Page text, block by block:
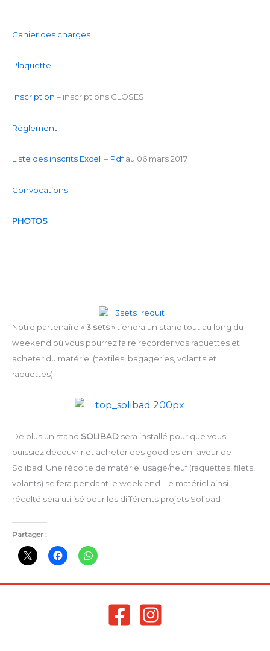
Cahier des charges
Plaquette
Inscription – inscriptions CLOSES
Règlement
Liste des inscrits Excel – Pdfau 06 mars 2017
Convocations
PHOTOS
Notre partenaire «3 sets» tiendra un stand tout au long du
weekend où vous pourrez faire recorder vos raquettes et
acheter du matériel (textiles, bagageries, volants et
raquettes).
De plus un stand SOLIBAD sera installé pour que vous
puissiez découvrir et acheter des goodies en faveur de
Solibad. Une récolte de matériel usagé/neuf (raquettes, filets,
volants) se fera pendant le week end. Le matériel ainsi
récolté sera utilisé pour les différents projets Solibad
Partager :